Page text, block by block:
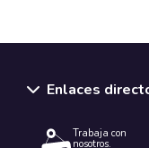
Enlaces
Trabaja con
nosotros.